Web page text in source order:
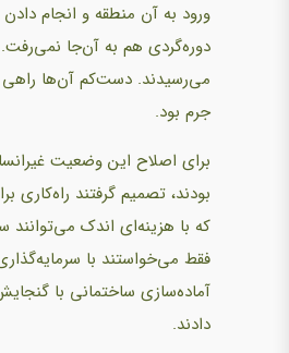
ورود به آن‌ منطقه و انجام
دوره‌گردی هم به آن‌جا نمی‌رفت.
می‌رسیدند. دست‌کم آن‌ها راهی
جرم بود.
برای اصلاح این وضعیت
بودند، تصمیم گرفتند راه‌کاری
که با هزینه‌ای اندک می‌توانند
فقط می‌خواستند با
آماده‌سازی ساختمانی با
دادند.